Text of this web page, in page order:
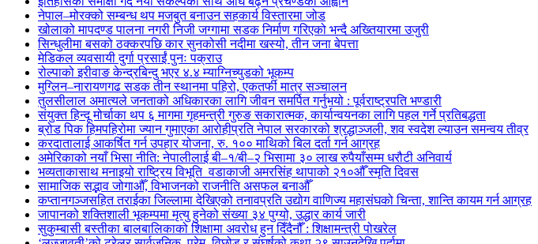
नेपाल–मोरक्को सम्बन्ध थप मजबुत बनाउन सहकार्य विस्तारमा जोड
खोलाको मापदण्ड पालना नगरी निजी जग्गामा सडक निर्माण गरिएको भन्दै अख्तियारमा उजुरी
सिन्धुलीमा बसको ठक्करपछि कार सुनकोसी नदीमा खस्यो, तीन जना बेपत्ता
मेडिकल व्यवसायी दुर्गा प्रसाईं पुनः पक्राउ
रोल्पाको इरीवाङ केन्द्रबिन्दु भएर ४.४ म्याग्निच्युडको भूकम्प
मुग्लिन–नारायणगढ सडक तीन स्थानमा पहिरो, एकतर्फी मात्र सञ्चालन
तुलसीलाल अमात्यले जनताको अधिकारका लागि जीवन समर्पित गर्नुभयो : पूर्वराष्ट्रपति भण्डारी
संयुक्त हिन्दू मोर्चाका थप ६ मागमा गृहमन्त्री गुरुङ सकारात्मक, कार्यान्वयनका लागि पहल गर्ने प्रतिबद्धता
ब्रोड पिक हिमपहिरोमा ज्यान गुमाएका आरोहीप्रति नेपाल सरकारको श्रद्धाञ्जली, शव स्वदेश ल्याउन समन्वय तीव्र
करदातालाई आकर्षित गर्न उपहार योजना, रु. १०० माथिको बिल दर्ता गर्न आग्रह
अमेरिकाको नयाँ भिसा नीति: नेपालीलाई बी–१/बी–२ भिसामा ३० लाख रुपैयाँसम्म धरौटी अनिवार्य
भव्यताकासाथ मनाइयो राष्ट्रिय विभूति वडाकाजी अमरसिंह थापाको २१०औँ स्मृति दिवस
सामाजिक सद्भाव जोगाऔँ, विभाजनको राजनीति असफल बनाऔँ
कप्तानगञ्जसहित तराईका जिल्लामा देखिएको तनावप्रति उद्योग वाणिज्य महासंघको चिन्ता, शान्ति कायम गर्न आग्रह
जापानको शक्तिशाली भूकम्पमा मृत्यु हुनेको संख्या ३४ पुग्यो, उद्धार कार्य जारी
सुकुम्बासी बस्तीका बालबालिकाको शिक्षामा अवरोध हुन दिँदैनौँ : शिक्षामन्त्री पोखरेल